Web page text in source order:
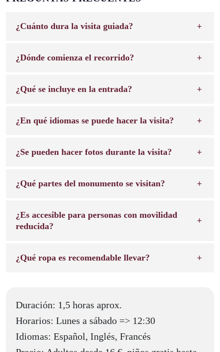
¿Cuánto dura la visita guiada?
¿Dónde comienza el recorrido?
¿Qué se incluye en la entrada?
¿En qué idiomas se puede hacer la visita?
¿Se pueden hacer fotos durante la visita?
¿Qué partes del monumento se visitan?
¿Es accesible para personas con movilidad
reducida?
¿Qué ropa es recomendable llevar?
Duración: 1,5 horas aprox.
Horarios: Lunes a sábado => 12:30
Idiomas: Español, Inglés, Francés